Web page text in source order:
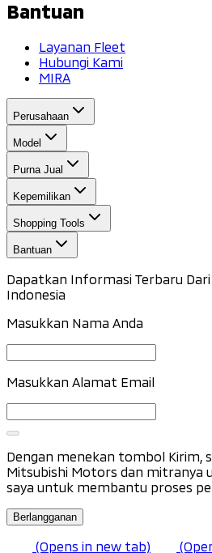
Bantuan
Layanan Fleet
Hubungi Kami
MIRA
Perusahaan
Model
Purna Jual
Kepemilikan
Shopping Tools
Bantuan
Dapatkan Informasi Terbaru
Indonesia
Masukkan Nama Anda
Masukkan Alamat Email
Dengan menekan tombol Kirim,
Mitsubishi Motors dan mitranya
saya untuk membantu proses
Berlangganan
(Opens in new tab)